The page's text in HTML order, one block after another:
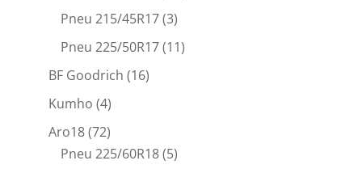
Pneu 215/45R17(3)
Pneu 225/50R17(11)
BF Goodrich (16)
Kumho (4)
Aro18(72)
Pneu 225/60R18(5)